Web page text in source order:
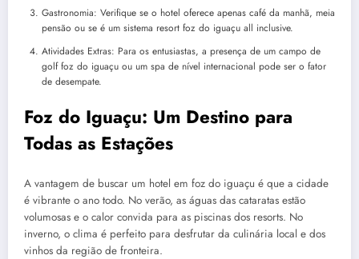
Gastronomia: Verifique se o hotel oferece apenas café da manhã, meia
pensão ou se é um sistema resort foz do iguaçu all inclusive.
Atividades Extras: Para os entusiastas, a presença de um campo de
golf foz do iguaçu ou um spa de nível internacional pode ser o fator
de desempate.
Foz do Iguaçu: Um Destino para
Todas as Estações
A vantagem de buscar um hotel em foz do iguaçu é que a cidade
é vibrante o ano todo. No verão, as águas das cataratas estão
volumosas e o calor convida para as piscinas dos resorts. No
inverno, o clima é perfeito para desfrutar da culinária local e dos
vinhos da região de fronteira.